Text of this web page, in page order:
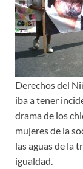
Derechos del
iba a tener
drama de los
mujeres de la
las aguas de la
igualdad.